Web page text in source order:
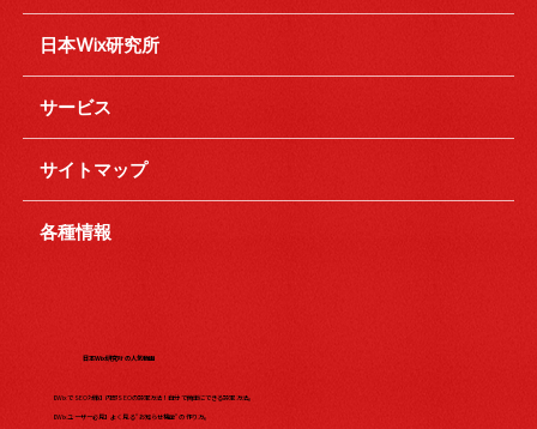
日本Wix研究所の人気動画
【WixでSEO対策】内部SEOの設定方法！自分で簡単にできる設定方法。
【Wixユーザー必見】よく見る"お知らせ機能"の作り方。
日本Wix研究所
サービス
サイトマップ
各種情報